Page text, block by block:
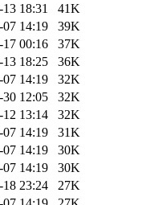
18:31
41K
07 14:19
39K
17 00:16
37K
13 18:25
36K
07 14:19
32K
30 12:05
32K
12 13:14
32K
07 14:19
31K
07 14:19
30K
07 14:19
30K
18 23:24
27K